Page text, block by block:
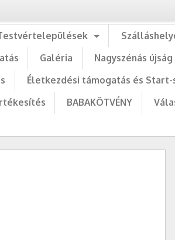
Galéria Nagyszénás újság
Életkezdési támogatás és Start-
BABAKÖTVÉNY